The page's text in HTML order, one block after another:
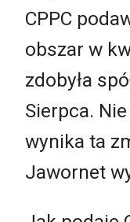
CPPC
obszar w
zdobyła
Sierpca.
wynika ta
Jawornet